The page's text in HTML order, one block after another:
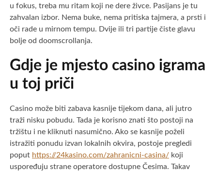
u fokus, treba mu ritam koji ne dere živce. Pasijans je tu
zahvalan izbor. Nema buke, nema pritiska tajmera, a prsti i
oči rade u mirnom tempu. Dvije ili tri partije čiste glavu
bolje od doomscrollanja.
Gdje je mjesto casino igrama
u toj priči
Casino može biti zabava kasnije tijekom dana, ali jutro
traži nisku pobudu. Tada je korisno znati što postoji na
tržištu i ne kliknuti nasumično. Ako se kasnije poželi
istražiti ponudu izvan lokalnih okvira, postoje pregledi
poput https://24kasino.com/zahranicni-casina/ koji
uspoređuju strane operatore dostupne Česima. Takav